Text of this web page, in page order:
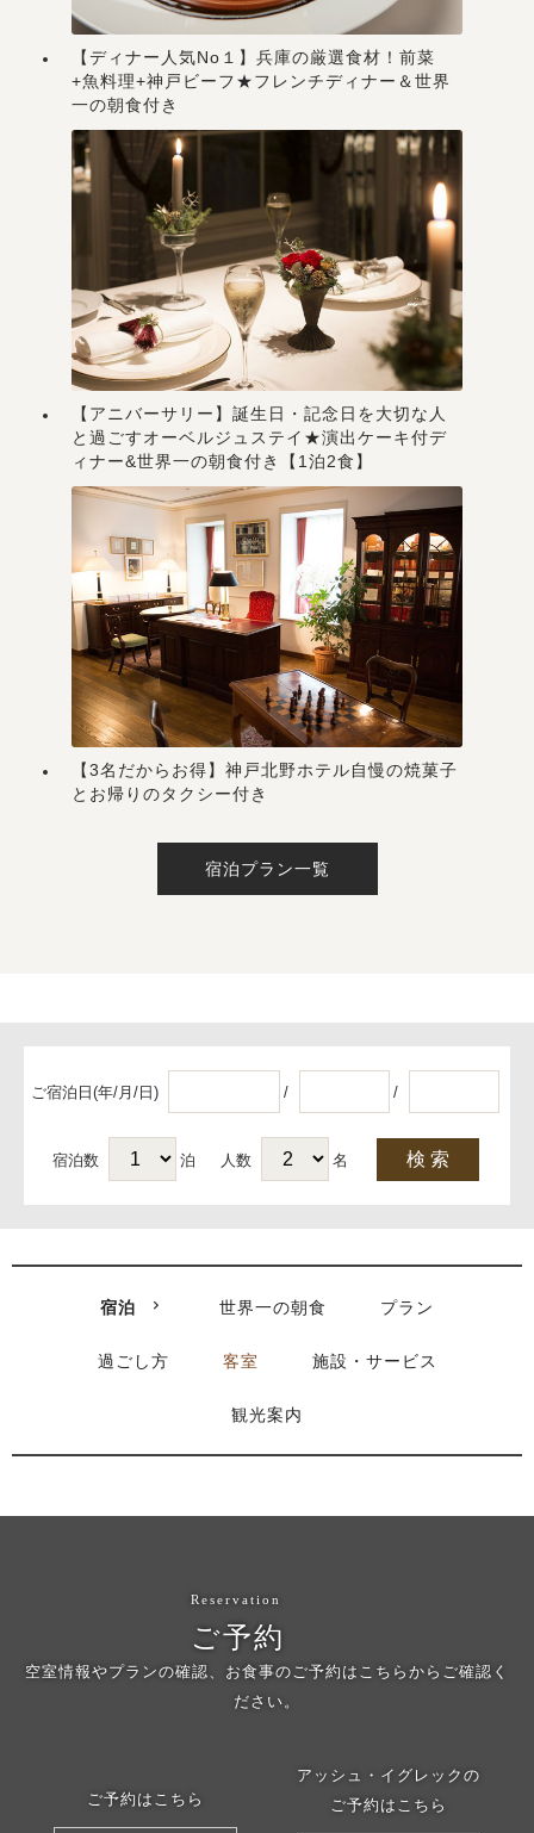
【ディナー人気No１】兵庫の厳選食材！前菜
+魚料理+神戸ビーフ★フレンチディナー＆世界
一の朝食付き
【アニバーサリー】誕生日・記念日を大切な人
と過ごすオーベルジュステイ★演出ケーキ付デ
ィナー&世界一の朝食付き【1泊2食】
【3名だからお得】神戸北野ホテル自慢の焼菓子
とお帰りのタクシー付き
宿泊プラン一覧
ご宿泊日(年/月/日) / /
宿泊数 泊 人数 名
宿泊 世界一の朝食 プラン
過ごし方 客室 施設・サービス
観光案内
ご予約
Reservation
空室情報やプランの確認、お食事のご予約はこちらからご確認く
ださい。
ご予約はこちら
アッシュ・イグレックの
ご予約はこちら